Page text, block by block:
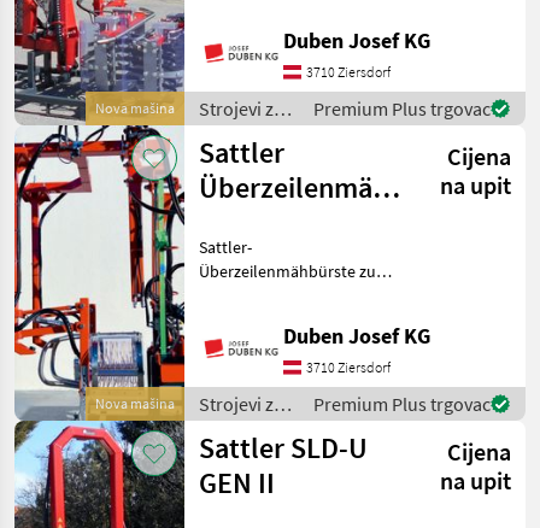
Rinieri
Olmi
CFS
Clemens
Ostraticky
sve
(15)
MODEL
Stammputzer
UZ-SP
Nova mašina
und sicher von Austrieben
zu befreien. Der
Stockputzer gleitet den B
Duben Josef KG
3710 Ziersdorf
Strojevi za
vinogradarstvo
/ Sattler
Premium Plus trgovac
Nova mašina
Sattler
Überzeilenmähbürste
Cijena
na upit
Sattler-
Überzeilenmähbürste zum
ineinanderlaufende
Fadenrotoren,
automatische
Bodenanpassung mittels
Parallelführung, Kufen zur
H
Duben Josef KG
3710 Ziersdorf
Strojevi za
vinogradarstvo
/ Sattler
Premium Plus trgovac
Sattler SLD-U
GEN II
Cijena
na upit